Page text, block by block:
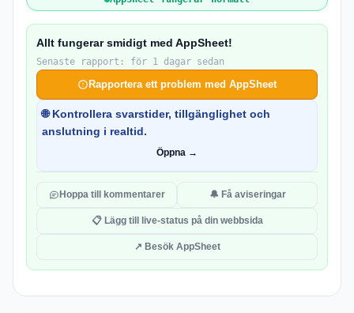
Allt fungerar smidigt med AppSheet!
Senaste rapport: för 1 dagar sedan
Rapportera ett problem med AppSheet
🌐 Kontrollera svarstider, tillgänglighet och
anslutning i realtid.
Öppna →
Hoppa till kommentarer 🔔 Få aviseringar
📋 Lägg till live-status på din webbsida
↗ Besök AppSheet